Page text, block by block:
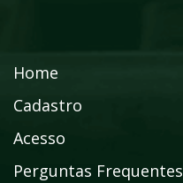
Home
Cadastro
Acesso
Perguntas Frequentes